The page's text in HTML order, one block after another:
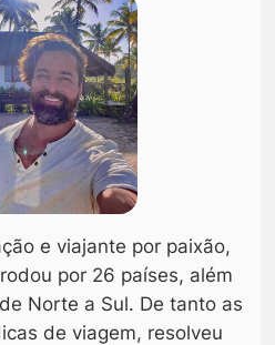
e viajante por paixão,
por 26 países, além
Norte a Sul. De tanto as
de viagem, resolveu